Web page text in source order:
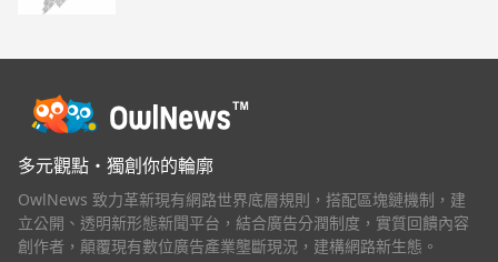
多元觀點・獨創你的輪廓
OwlNews 致力革新現有網路世界底層規則，搭配區塊鏈機制，建
立公開、透明新形態新聞平台，結合廣告分潤制度，實質回饋內容
創作者，顛覆現有數位廣告產業壟斷現況，建構網路新生態。